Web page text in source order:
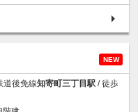
NEW
道後免線知寄町三丁目駅 / 徒歩